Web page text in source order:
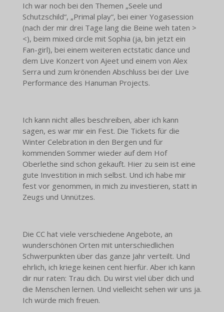
Ich war noch bei den Themen „Seele und
Schutzschild“, „Primal play“, bei einer Yogasession
(nach der mir drei Tage lang die Beine weh taten >
<), beim mixed circle mit Sophia (ja, bin jetzt ein
Fan-girl), bei einem weiteren ectstatic dance und
dem Live Konzert von Ajeet und einem von Alex
Serra und zum krönenden Abschluss bei der Live
Performance des Hanuman Projects.
Ich kann nicht alles beschreiben, aber ich kann
sagen, es war mir ein Fest. Die Tickets für die
Winter Celebration in den Bergen und für
kommenden Sommer wieder auf dem Hof
Oberlethe sind schon gekauft. Hier zu sein ist eine
gute Investition in mich selbst. Und ich habe mir
fest vor genommen, in mich zu investieren, statt in
Zeugs und Unnützes.
Die CC hat viele verschiedene Angebote, an
wunderschönen Orten mit unterschiedlichen
Schwerpunkten über das ganze Jahr verteilt. Und
ehrlich, ich kriege keinen cent hierfür. Aber ich kann
dir nur raten: Trau dich. Du wirst viel über dich und
die Menschen lernen. Und vielleicht sehen wir uns ja.
Ich würde mich freuen.